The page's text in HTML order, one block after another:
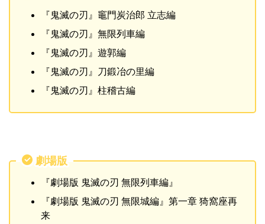
『鬼滅の刃』竈門炭治郎 立志編
『鬼滅の刃』無限列車編
『鬼滅の刃』遊郭編
『鬼滅の刃』刀鍛冶の里編
『鬼滅の刃』柱稽古編
劇場版
『劇場版 鬼滅の刃 無限列車編』
『劇場版 鬼滅の刃 無限城編』第一章 猗窩座再
来